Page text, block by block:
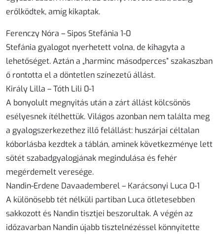
erőlködtek, amíg kikaptak.
Ferenczy Nóra – Sipos Stefánia 1-0
Stefánia gyalogot nyerhetett volna, de kihagyta a
lehetőséget. Aztán a „harminc másodperces” szakaszban
ő rontotta el a döntetlen színezetű állást.
Király Lilla – Tóth Lili 0-1
A bonyolult megnyitás után a zárt állást kölcsönös
esélyesnek ítélhettük. Világos azonban nem találta meg
a gyalogszerkezethez illő felállást: huszárjai céltalan
kóborlásba kezdtek a táblán, aminek következménye lett
sötét szabadgyalogjának megindulása és fehér
megérdemelt veresége.
Nandin-Erdene Davaademberel – Karácsonyi Luca 0-1
A különösebb tét nélküli partiban Luca ötletesebben
sakkozott és Nandin tisztjei beszorultak. A végén az
időzavarban Nandin újabb tisztelnézéssel könnyítette